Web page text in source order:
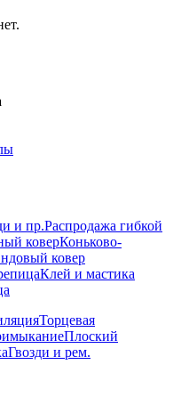
и пр.Распродажа гибкой
коверКоньково-
ковер
Клей и мастика
Торцевая
Плоский
Гвозди и рем.